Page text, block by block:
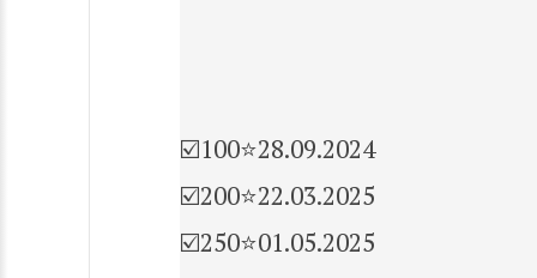
☑️100⭐28.09.2024
☑️200⭐22.03.2025
☑️250⭐01.05.2025